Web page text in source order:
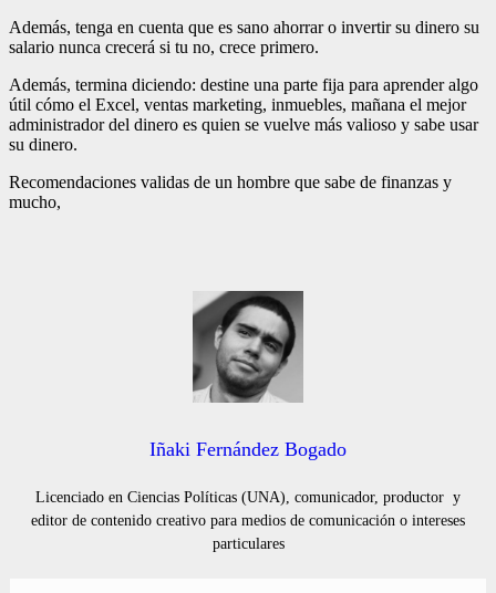
Además, tenga en cuenta que es sano ahorrar o invertir su dinero su
salario nunca crecerá si tu no, crece primero.
Además, termina diciendo: destine una parte fija para aprender algo
útil cómo el Excel, ventas marketing, inmuebles, mañana el mejor
administrador del dinero es quien se vuelve más valioso y sabe usar
su dinero.
Recomendaciones validas de un hombre que sabe de finanzas y
mucho,
Iñaki Fernández Bogado
Licenciado en Ciencias Políticas (UNA), comunicador, productor y
editor de contenido creativo para medios de comunicación o intereses
particulares